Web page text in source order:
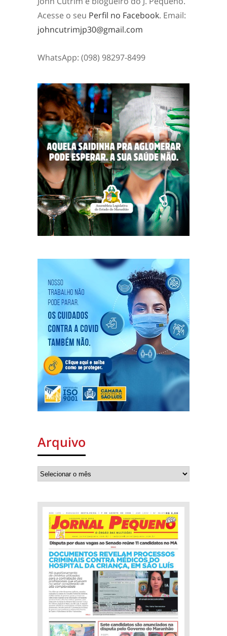
Acesse o seu Perfil no Facebook. Email:
johncutrimjp30@gmail.com
WhatsApp: (098) 98297-8499
Arquivo